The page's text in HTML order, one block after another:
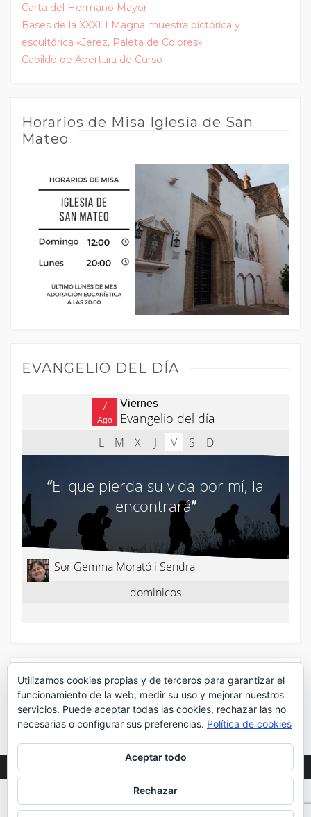
Carta del Hermano Mayor
Bases de la XXXIII Magna muestra pictórica y
escultórica «Jerez, Paleta de Colores»
Cabildo de Apertura de Curso
Horarios de Misa Iglesia de San
Mateo
EVANGELIO DEL DÍA
¡Síguenos en Twitter!
Mis tuits
WEB DESARROLLADA POR DESPLIEGA 2020
Utilizamos cookies propias y de terceros para garantizar el
funcionamiento de la web, medir su uso y mejorar nuestros
servicios. Puede aceptar todas las cookies, rechazar las no
necesarias o configurar sus preferencias. Política de cookies
Aceptar todo
Rechazar